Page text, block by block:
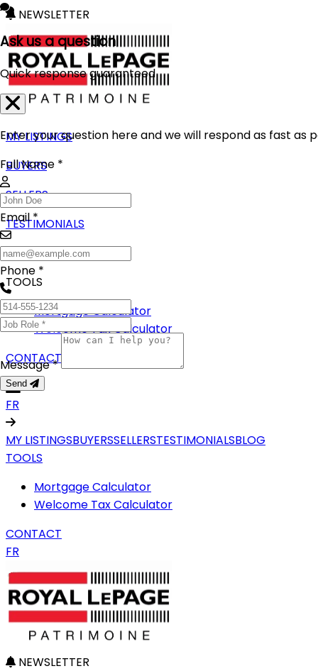
NEWSLETTER
MY LISTINGS
BUYERS
SELLERS
TESTIMONIALS
BLOG
TOOLS
Mortgage Calculator
Welcome Tax Calculator
CONTACT
FR
MY LISTINGSBUYERSSELLERSTESTIMONIALSBLOG
TOOLS
Mortgage Calculator
Welcome Tax Calculator
CONTACT
FR
NEWSLETTER
Ask us a question
Quick response guaranteed
Enter your question here and we will respond as fast as
Full Name *
Email *
Phone *
Message *
Send